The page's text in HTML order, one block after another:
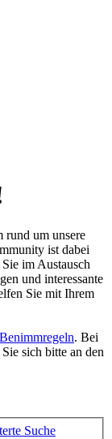
rund um unsere
ist dabei
im Austausch
und interessante
Sie mit Ihrem
. Bei
sich bitte an den
Suche